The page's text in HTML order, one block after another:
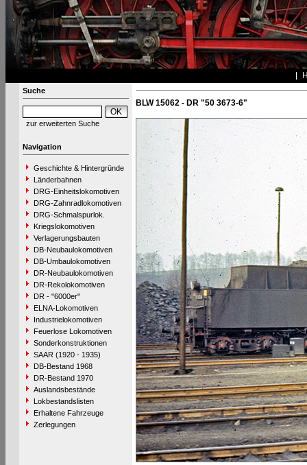
Suche
zur erweiterten Suche
Navigation
Geschichte & Hintergründe
Länderbahnen
DRG-Einheitslokomotiven
DRG-Zahnradlokomotiven
DRG-Schmalspurlok.
Kriegslokomotiven
Verlagerungsbauten
DB-Neubaulokomotiven
DB-Umbaulokomotiven
DR-Neubaulokomotiven
DR-Rekolokomotiven
DR - "6000er"
ELNA-Lokomotiven
Industrielokomotiven
Feuerlose Lokomotiven
Sonderkonstruktionen
SAAR (1920 - 1935)
DB-Bestand 1968
DR-Bestand 1970
Auslandsbestände
Lokbestandslisten
Erhaltene Fahrzeuge
Zerlegungen
BLW 15062 - DR "50 3673-6"